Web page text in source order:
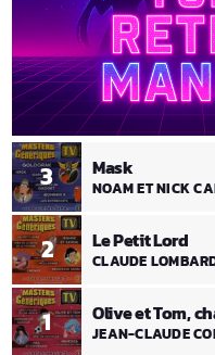
1 Olive et Tom,
JEAN-CLAUDE
2 Le Petit Lord
CLAUDE
3 Mask
NOAM ET NICK